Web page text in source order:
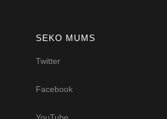
SEKO MUMS
Twitter
Facebook
YouTube